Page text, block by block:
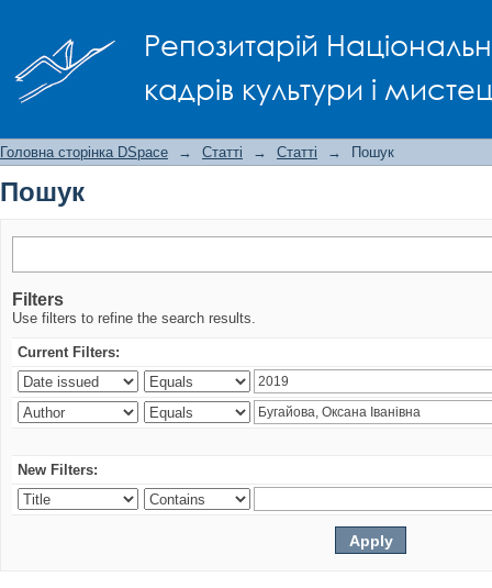
Репозитарій
кадрів культури і
Головна сторінка DSpace → Статті → Статті → Пошук
Пошук
Filters
Use filters to refine the search results.
Current Filters:
New Filters: